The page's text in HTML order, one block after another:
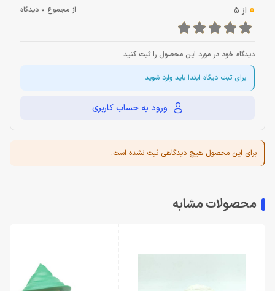
0 از 5 از مجموع 0 دیدگاه
دیدگاه خود در مورد این محصول را ثبت کنید
برای ثبت دیگاه ایندا باید وارد شوید
ورود به حساب کاربری
برای این محصول هیچ دیدگاهی ثبت نشده است.
محصولات مشابه